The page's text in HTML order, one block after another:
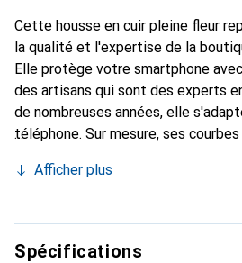
Cette housse en cuir pleine fleur
la qualité et l'expertise de la
Elle protège votre smartphone
des artisans qui sont des experts
de nombreuses années, elle
téléphone. Sur mesure, ses
chic et indispensable pour votre
marque Noreve est un choix sûr
exigeante.
Afficher plus
Spécifications